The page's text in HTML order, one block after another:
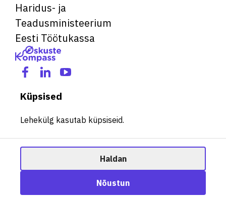
Ametisoovitaja
Haridus- ja
Teadusministeerium
Eesti Töötukassa
Küpsised
Lehekülg kasutab küpsiseid.
Haldan
Nõustun